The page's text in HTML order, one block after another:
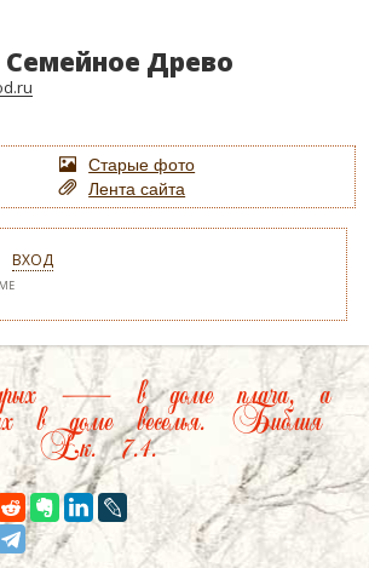
Древо
Старые фото
Лента сайта
ВХОД
— в доме плача, а
в доме веселья. Библия
Ек. 7.4.